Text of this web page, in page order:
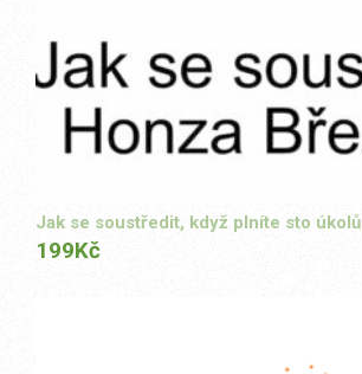
Jak se soustředit, když plníte sto úkolů
199Kč